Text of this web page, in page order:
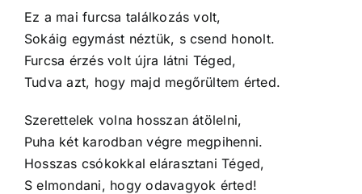
Ez a mai furcsa találkozás volt,
Sokáig egymást néztük, s csend honolt.
Furcsa érzés volt újra látni Téged,
Tudva azt, hogy majd megőrültem érted.
Szerettelek volna hosszan átölelni,
Puha két karodban végre megpihenni.
Hosszas csókokkal elárasztani Téged,
S elmondani, hogy odavagyok érted!